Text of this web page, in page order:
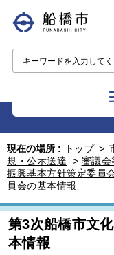
現在の場所 : トップ >
規・公示送達
> 審議会
振興基本方針策定委員
員会の基本情報
第3次船橋市文
本情報